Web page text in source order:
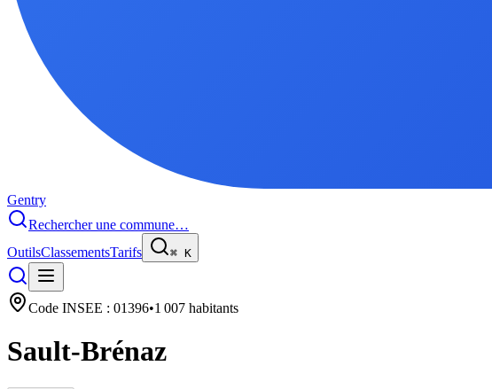
Gentry
Rechercher une commune…
OutilsClassementsTarifs ⌘ K
Code INSEE : 01396•1 007 habitants
Sault-Brénaz